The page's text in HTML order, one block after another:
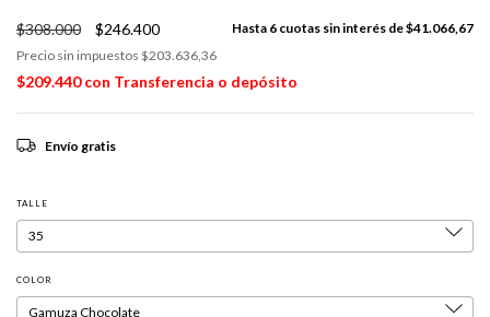
$308.000 $246.400 6 cuotas sin interés de$41.066,67
Precio sin impuestos $203.636,36
$209.440con Transferencia o depósito
Envío gratis
TALLE
COLOR